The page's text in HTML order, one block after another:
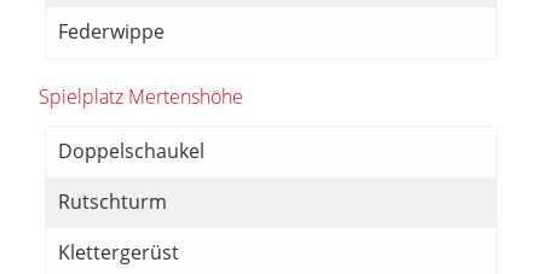
Federwippe
Spielplatz Mertenshöhe
Doppelschaukel
Rutschturm
Klettergerüst